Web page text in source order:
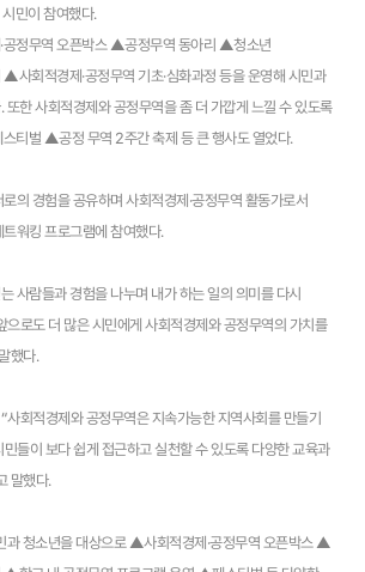
민이 참여했다.
공정무역 오픈박스 ▲공정무역 동아리 ▲청소년
사회적경제·공정무역 기초·심화과정 등을 운영해 시민과
또한 사회적경제와 공정무역을 좀 더 가깝게 느낄 수 있도록
티벌 ▲공정 무역 2주간 축제 등 큰 행사도 열었다.
의 경험을 공유하며 사회적경제·공정무역 활동가로서
워킹 프로그램에 참여했다.
사람들과 경험을 나누며 내가 하는 일의 의미를 다시
으로도 더 많은 시민에게 사회적경제와 공정무역의 가치를
했다.
사회적경제와 공정무역은 지속가능한 지역사회를 만들기
들이 보다 쉽게 접근하고 실천할 수 있도록 다양한 교육과
말했다.
과 청소년을 대상으로 ▲사회적경제·공정무역 오픈박스 ▲